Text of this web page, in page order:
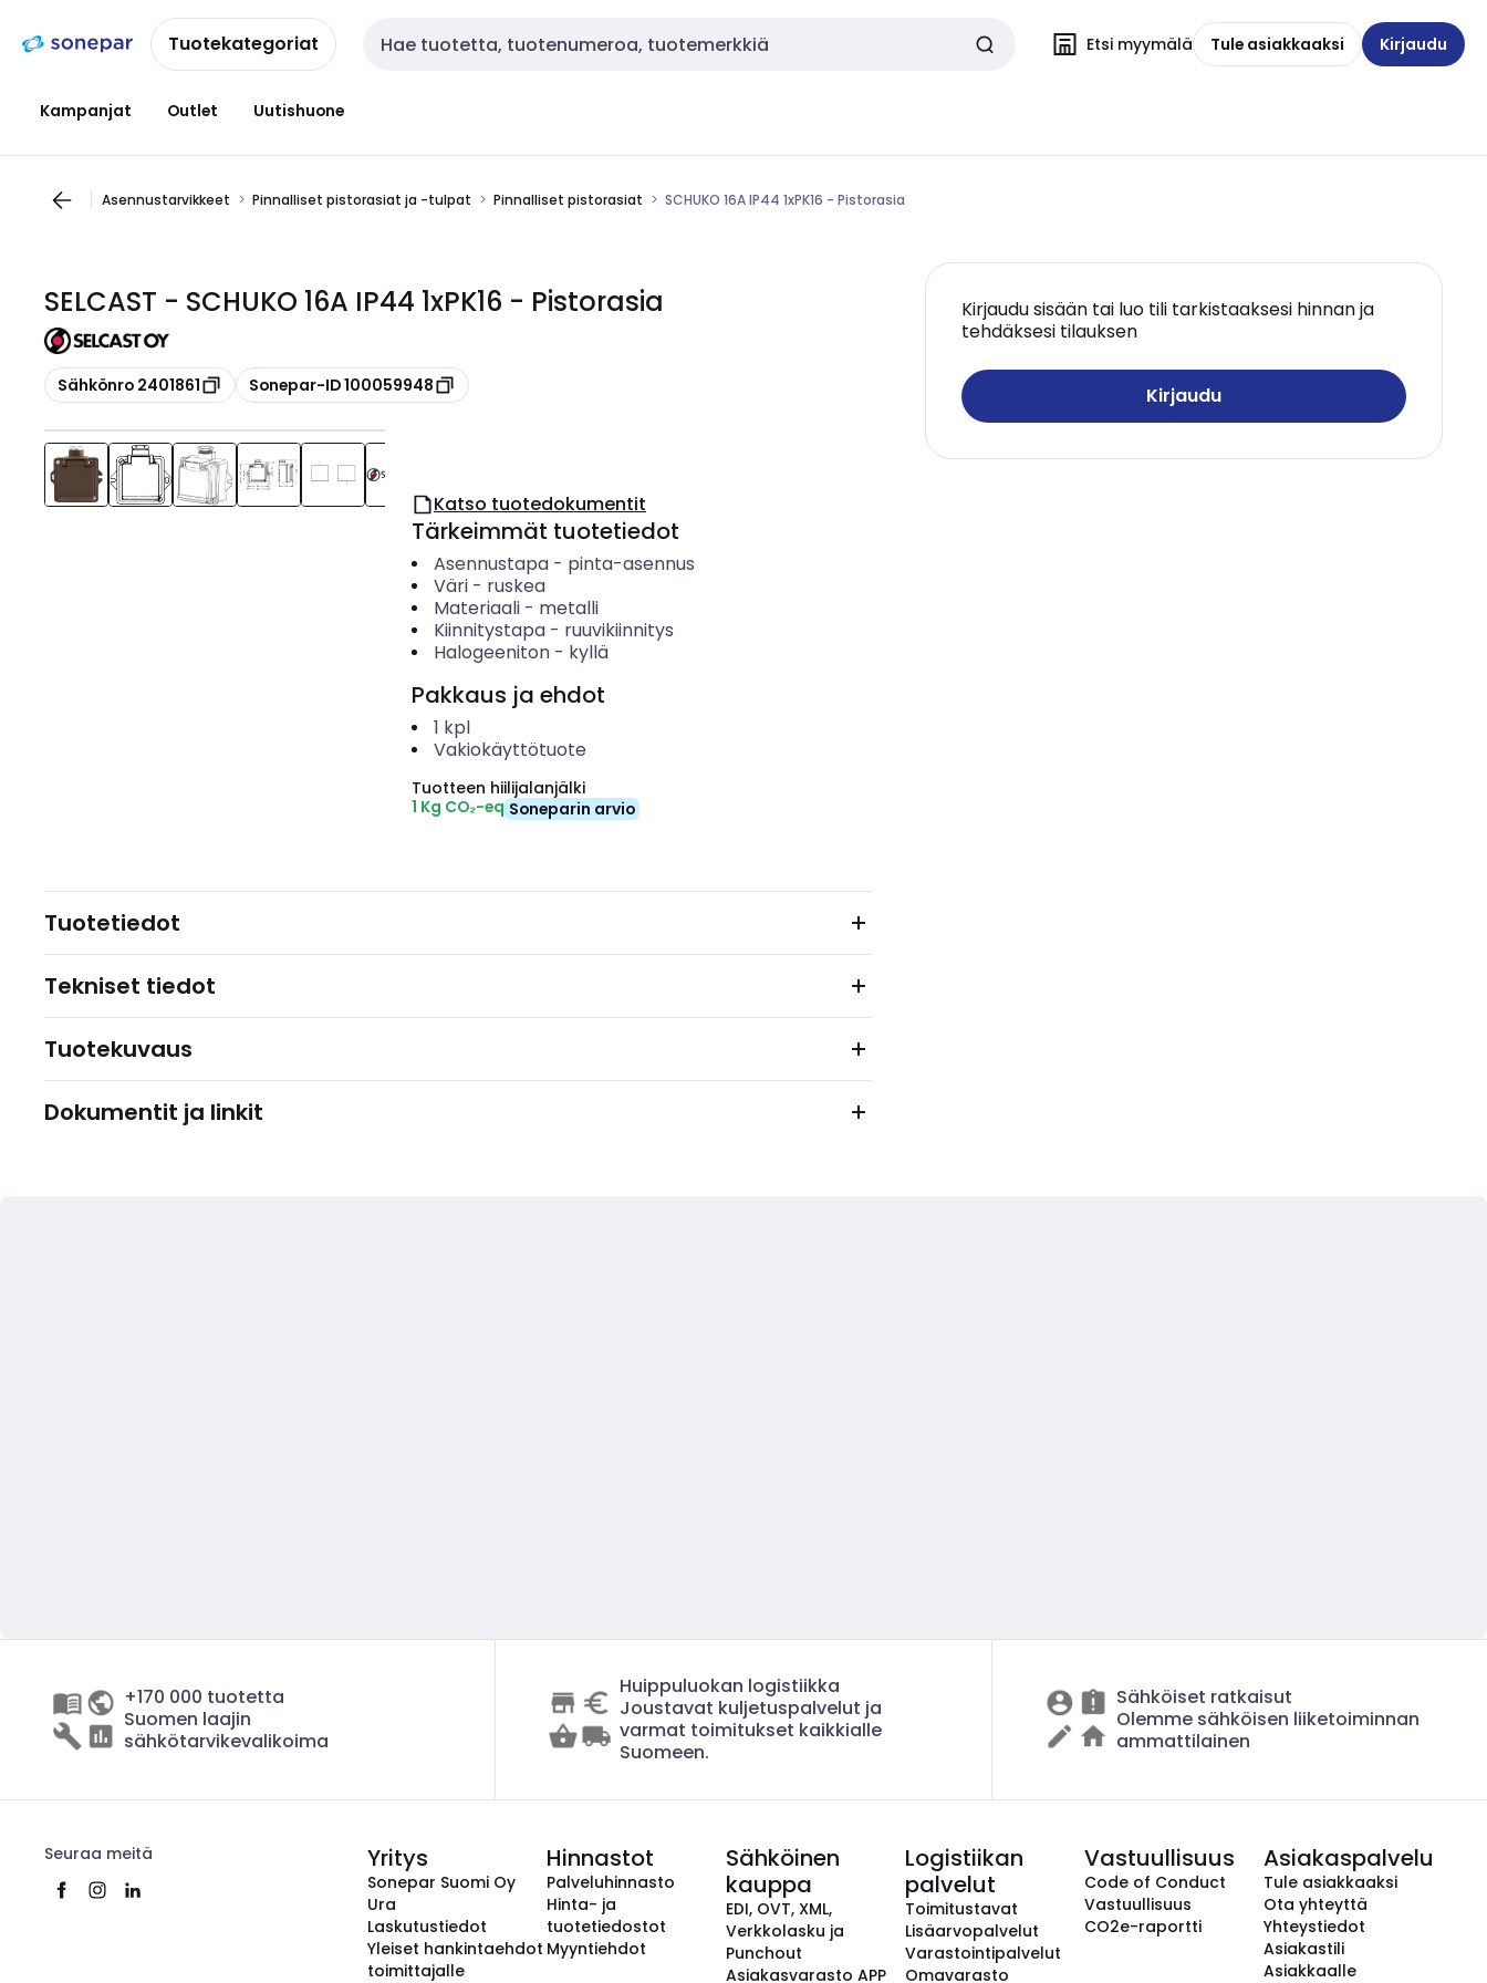
navigointiinsisältöönTuotekategoriat Haku Etsi myymälä Tule asiakkaaksi Kirjaudu
Kampanjat Outlet Uutishuone
Asennustarvikkeet Pinnalliset pistorasiat ja -tulpat Pinnalliset pistorasiat SCHUKO 16A IP44 1xPK16 - Pistorasia
SELCAST - SCHUKO 16A IP44 1xPK16 - Pistorasia
Kopioi
Sähkönro 2401861 Kopioi
Sonepar-ID 100059948
Kirjaudu sisään tai luo tili tarkistaaksesi hinnan ja
tehdäksesi tilauksen
Kirjaudu
Katso tuotedokumentit
Tärkeimmät tuotetiedot
Asennustapa- pinta-asennus
Väri- ruskea
Materiaali- metalli
Kiinnitystapa- ruuvikiinnitys
Halogeeniton- kyllä
Pakkaus ja ehdot
1 kpl
Vakiokäyttötuote
Tuotteen hiilijalanjälki
1 Kg CO₂-eq Soneparin arvio
Tuotetiedot
Tekniset tiedot
Tuotekuvaus
Dokumentit ja linkit
+170 000 tuotetta
Suomen laajin
sähkötarvikevalikoima
Huippuluokan logistiikka
Joustavat kuljetuspalvelut ja
varmat toimitukset kaikkialle
Suomeen.
Sähköiset ratkaisut
Olemme sähköisen liiketoiminnan
ammattilainen
Seuraa meitä Yritys
Sonepar Suomi Oy
Ura
Laskutustiedot
Yleiset hankintaehdot
toimittajalle
Hinnastot
Palveluhinnasto
Hinta- ja
tuotetiedostot
Myyntiehdot
Sähköinen
kauppa
EDI, OVT, XML,
Verkkolasku ja
Punchout
Asiakasvarasto APP
Logistiikan
palvelut
Toimitustavat
Lisäarvopalvelut
Varastointipalvelut
Omavarasto
Vastuullisuus
Code of Conduct
Vastuullisuus
CO2e-raportti
Asiakaspalvelu
Tule asiakkaaksi
Ota yhteyttä
Yhteystiedot
Asiakastili
Asiakkaalle